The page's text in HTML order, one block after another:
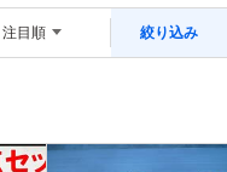
注目順 絞り込み